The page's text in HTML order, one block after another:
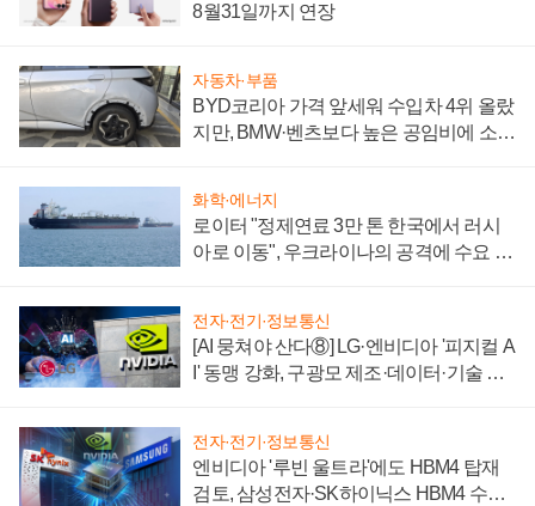
8월31일까지 연장
자동차·부품
BYD코리아 가격 앞세워 수입차 4위 올랐
지만, BMW·벤츠보다 높은 공임비에 소비
화학·에너지
로이터 "정제연료 3만 톤 한국에서 러시
아로 이동", 우크라이나의 공격에 수요 늘
전자·전기·정보통신
[AI 뭉쳐야 산다⑧] LG·엔비디아 '피지컬 A
I' 동맹 강화, 구광모 제조·데이터·기술 결
전자·전기·정보통신
엔비디아 '루빈 울트라'에도 HBM4 탑재
검토, 삼성전자·SK하이닉스 HBM4 수율